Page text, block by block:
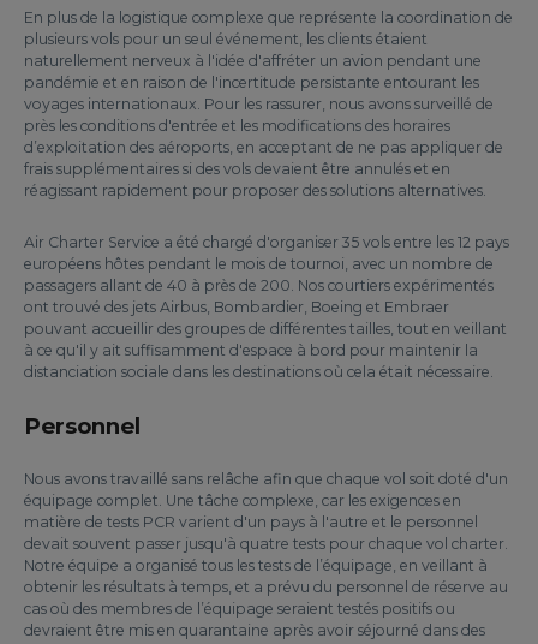
En plus de la logistique complexe que représente la coordination de
plusieurs vols pour un seul événement, les clients étaient
naturellement nerveux à l'idée d'affréter un avion pendant une
pandémie et en raison de l'incertitude persistante entourant les
voyages internationaux. Pour les rassurer, nous avons surveillé de
près les conditions d'entrée et les modifications des horaires
d’exploitation des aéroports, en acceptant de ne pas appliquer de
frais supplémentaires si des vols devaient être annulés et en
réagissant rapidement pour proposer des solutions alternatives.
Air Charter Service a été chargé d'organiser 35 vols entre les 12 pays
européens hôtes pendant le mois de tournoi, avec un nombre de
passagers allant de 40 à près de 200. Nos courtiers expérimentés
ont trouvé des jets Airbus, Bombardier, Boeing et Embraer
pouvant accueillir des groupes de différentes tailles, tout en veillant
à ce qu'il y ait suffisamment d'espace à bord pour maintenir la
distanciation sociale dans les destinations où cela était nécessaire.
Personnel
Nous avons travaillé sans relâche afin que chaque vol soit doté d'un
équipage complet. Une tâche complexe, car les exigences en
matière de tests PCR varient d'un pays à l'autre et le personnel
devait souvent passer jusqu'à quatre tests pour chaque vol charter.
Notre équipe a organisé tous les tests de l’équipage, en veillant à
obtenir les résultats à temps, et a prévu du personnel de réserve au
cas où des membres de l’équipage seraient testés positifs ou
devraient être mis en quarantaine après avoir séjourné dans des